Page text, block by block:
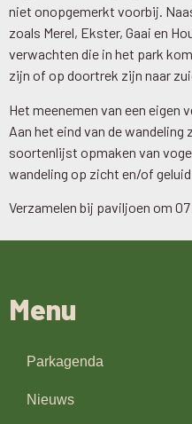
niet onopgemerkt voorbij.
zoals Merel, Ekster, Gaai en
verwachten die in het park
zijn of op doortrek zijn naar
Het meenemen van een eigen
Aan het eind van de wandeling
soortenlijst opmaken van
wandeling op zicht en/of
Verzamelen bij paviljoen om
Menu
Parkagenda
Nieuws